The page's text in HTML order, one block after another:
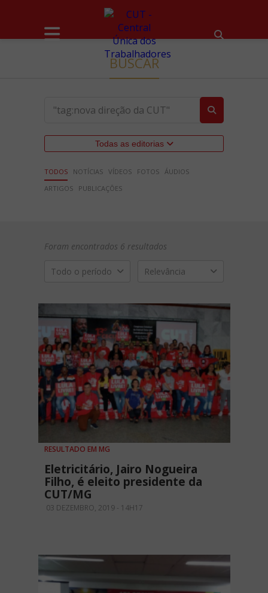
BUSCAR
Todas as editorias
TODOS NOTÍCIAS VÍDEOS FOTOS ÁUDIOS
ARTIGOS
PUBLICAÇÕES
Foram encontrados 6 resultados
Todo o período Relevância
RESULTADO EM MG
Eletricitário, Jairo Nogueira
Filho, é eleito presidente da
CUT/MG
03 DEZEMBRO, 2019 - 14H17